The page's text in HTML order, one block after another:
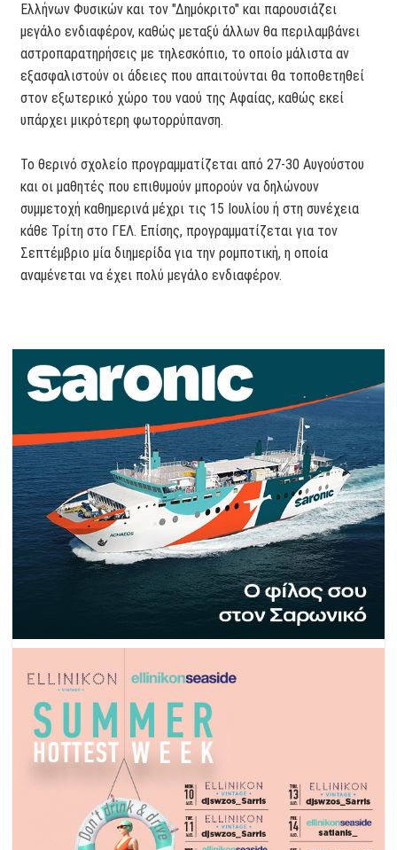
Ελλήνων Φυσικών και τον "Δημόκριτο" και παρουσιάζει
μεγάλο ενδιαφέρον, καθώς μεταξύ άλλων θα περιλαμβάνει
αστροπαρατηρήσεις με τηλεσκόπιο, το οποίο μάλιστα αν
εξασφαλιστούν οι άδειες που απαιτούνται θα τοποθετηθεί
στον εξωτερικό χώρο του ναού της Αφαίας, καθώς εκεί
υπάρχει μικρότερη φωτορρύπανση.
Το θερινό σχολείο προγραμματίζεται από 27-30 Αυγούστου
και οι μαθητές που επιθυμούν μπορούν να δηλώνουν
συμμετοχή καθημερινά μέχρι τις 15 Ιουλίου ή στη συνέχεια
κάθε Τρίτη στο ΓΕΛ. Επίσης, προγραμματίζεται για τον
Σεπτέμβριο μία διημερίδα για την ρομποτική, η οποία
αναμένεται να έχει πολύ μεγάλο ενδιαφέρον.